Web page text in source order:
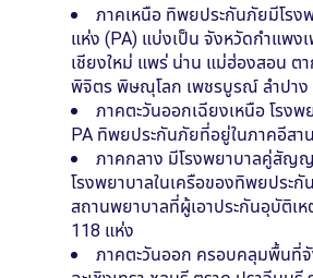
ภาคเหนือ ทิพยประกันภัยมีโร
แห่ง (PA) แบ่งเป็น จังหวัดกำแพง
เชียงใหม่ แพร่ น่าน แม่ฮ่องสอน ต
พิจิตร พิษณุโลก เพชรบูรณ์ ลำปาง
ภาคตะวันออกเฉียงเหนือ โรง
PA ทิพยประกันภัยที่อยู่ในภาคอีสา
ภาคกลาง มีโรงพยาบาลคู่สัญ
โรงพยาบาลในเครือของทิพยประ
สถานพยาบาลที่ผู้เอาประกันอุบัติเ
118 แห่ง
ภาคตะวันออก ครอบคลุมพื้นที่